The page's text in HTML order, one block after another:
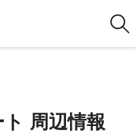
周辺情報